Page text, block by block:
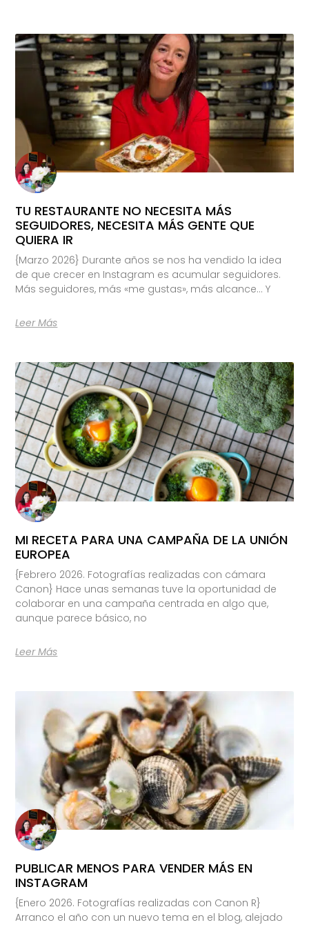
TU RESTAURANTE NO NECESITA MÁS
SEGUIDORES, NECESITA MÁS GENTE QUE
QUIERA IR
{Marzo 2026} Durante años se nos ha vendido la idea
de que crecer en Instagram es acumular seguidores.
Más seguidores, más «me gustas», más alcance… Y
Leer Más
MI RECETA PARA UNA CAMPAÑA DE LA UNIÓN
EUROPEA
{Febrero 2026. Fotografías realizadas con cámara
Canon} Hace unas semanas tuve la oportunidad de
colaborar en una campaña centrada en algo que,
aunque parece básico, no
Leer Más
PUBLICAR MENOS PARA VENDER MÁS EN
INSTAGRAM
{Enero 2026. Fotografías realizadas con Canon R}
Arranco el año con un nuevo tema en el blog, alejado